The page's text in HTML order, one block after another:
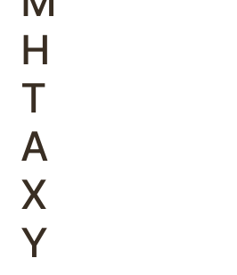
Η
Τ
Α
Χ
Υ